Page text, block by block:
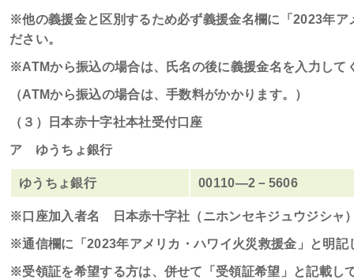
※他の義援金と区別するため必ず義援金名欄に「2023年ア
ださい。
※ATMから振込の場合は、氏名の後に義援金名を入力して
（ATMから振込の場合は、手数料がかかります。）
（３）日本赤十字社本社受付口座
ア ゆうちょ銀行
ゆうちょ銀行 00110―2 － 5606
※口座加入者名 日本赤十字社（ニホンセキジュウジシャ
※通信欄に「 2023年アメリカ・ハワイ火災救援金」と明記
※受領証を希望する方は、併せて「受領証希望」と記載し